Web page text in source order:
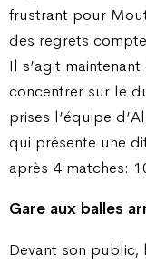
frustrant pour
des regrets
Il s’agit
concentrer sur le
prises l’équipe
qui présente une
après 4 matches:
Gare aux balles
Devant son public,